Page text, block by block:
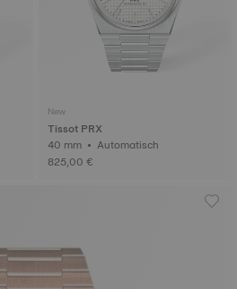
New
Tissot PRX
40 mm • Automatisch
825,00 €